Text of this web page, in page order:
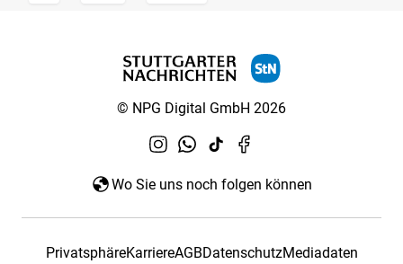
© NPG Digital GmbH 2026
Wo Sie uns noch folgen können
PrivatsphäreKarriereAGBDatenschutzMediadaten